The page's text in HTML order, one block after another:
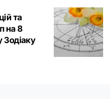
та
на 8
Зодіаку